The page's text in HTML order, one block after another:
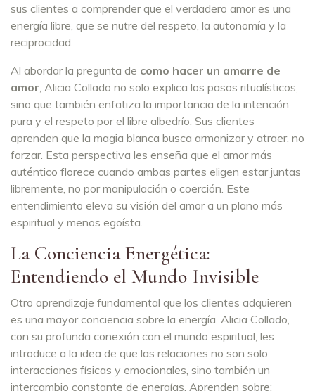
sus clientes a comprender que el verdadero amor es una
energía libre, que se nutre del respeto, la autonomía y la
reciprocidad.
Al abordar la pregunta de como hacer un amarre de
amor , Alicia Collado no solo explica los pasos ritualísticos,
sino que también enfatiza la importancia de la intención
pura y el respeto por el libre albedrío. Sus clientes
aprenden que la magia blanca busca armonizar y atraer, no
forzar. Esta perspectiva les enseña que el amor más
auténtico florece cuando ambas partes eligen estar juntas
libremente, no por manipulación o coerción. Este
entendimiento eleva su visión del amor a un plano más
espiritual y menos egoísta.
La Conciencia Energética:
Entendiendo el Mundo Invisible
Otro aprendizaje fundamental que los clientes adquieren
es una mayor conciencia sobre la energía. Alicia Collado,
con su profunda conexión con el mundo espiritual, les
introduce a la idea de que las relaciones no son solo
interacciones físicas y emocionales, sino también un
intercambio constante de energías. Aprenden sobre: